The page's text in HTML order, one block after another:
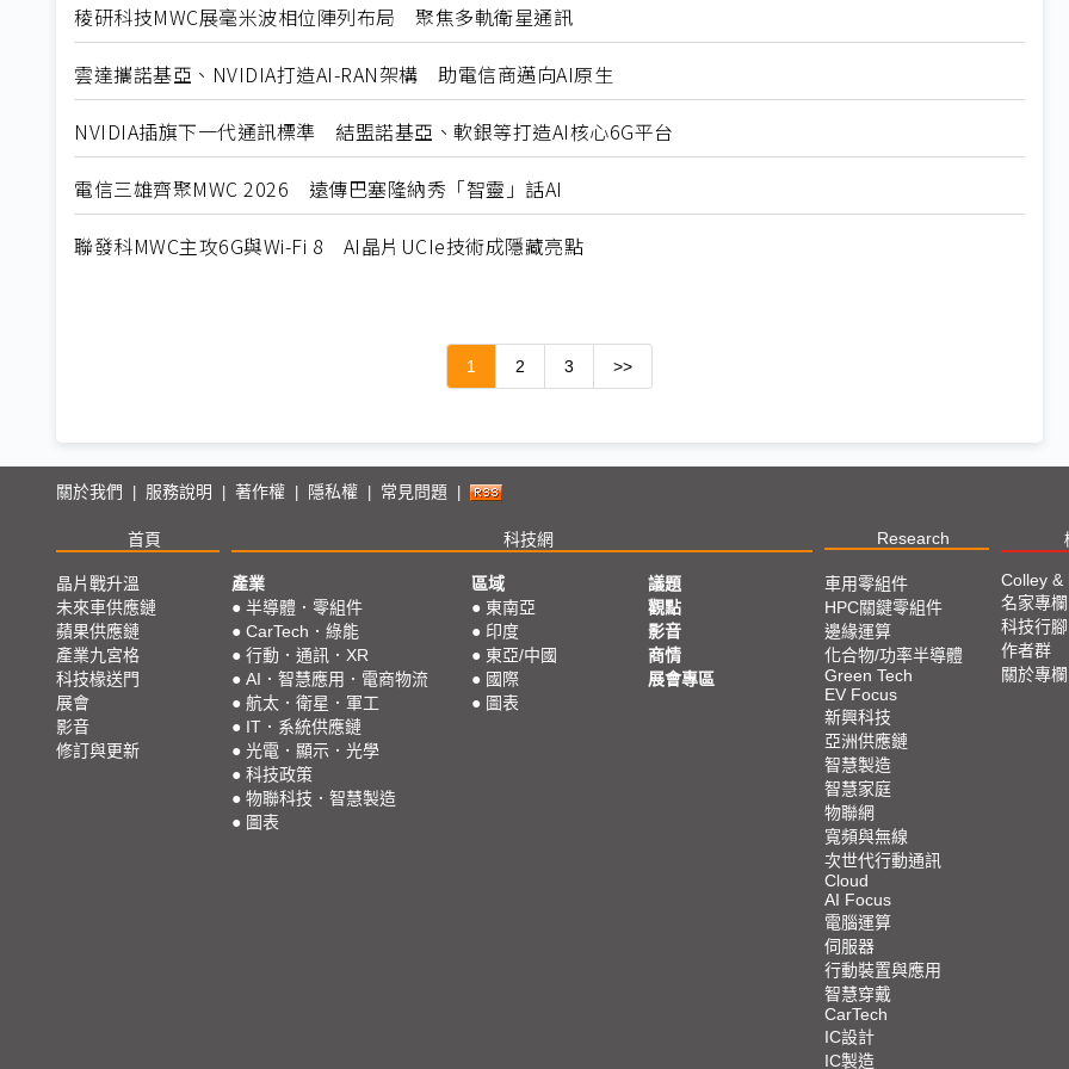
稜研科技MWC展毫米波相位陣列布局 聚焦多軌衛星通訊
雲達攜諾基亞、NVIDIA打造AI-RAN架構 助電信商邁向AI原生
NVIDIA插旗下一代通訊標準 結盟諾基亞、軟銀等打造AI核心6G平台
電信三雄齊聚MWC 2026 遠傳巴塞隆納秀「智靈」話AI
聯發科MWC主攻6G與Wi-Fi 8 AI晶片UCIe技術成隱藏亮點
1 2 3 >>
關於我們 服務說明 著作權 隱私權 常見問題
首頁 科技網 Research
晶片戰升溫
未來車供應鏈
蘋果供應鏈
產業九宮格
科技椽送門
展會
影音
修訂與更新
產業
● 半導體．零組件
● CarTech．綠能
● 行動．通訊．XR
● AI．智慧應用．電商物流
● 航太．衛星．軍工
● IT．系統供應鏈
● 光電．顯示．光學
● 科技政策
● 物聯科技．智慧製造
● 圖表
區域
● 東南亞
● 印度
● 東亞/中國
● 國際
● 圖表
議題
觀點
影音
商情
展會專區
車用零組件
HPC關鍵零組件
邊緣運算
化合物/功率半導體
Green Tech
EV Focus
新興科技
亞洲供應鏈
智慧製造
智慧家庭
物聯網
寬頻與無線
次世代行動通訊
Cloud
AI Focus
電腦運算
伺服器
行動裝置與應用
智慧穿戴
CarTech
IC設計
IC製造
Colley &
名家專欄
科技行腳
作者群
關於專欄